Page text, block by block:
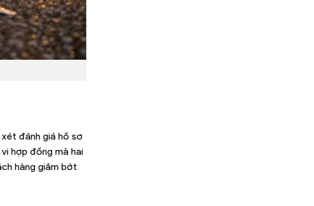
đánh giá hồ sơ
hợp đồng mà hai
hàng giảm bớt